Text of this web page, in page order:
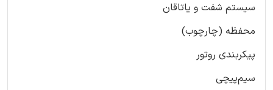
سیستم شفت و یاتاقان
محفظه (چارچوب)
پیکربندی روتور
سیم‌پیچی